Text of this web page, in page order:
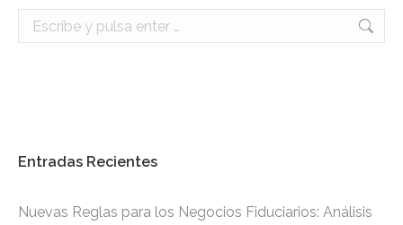
Buscar:
Entradas Recientes
Nuevas Reglas para los Negocios Fiduciarios: Análisis